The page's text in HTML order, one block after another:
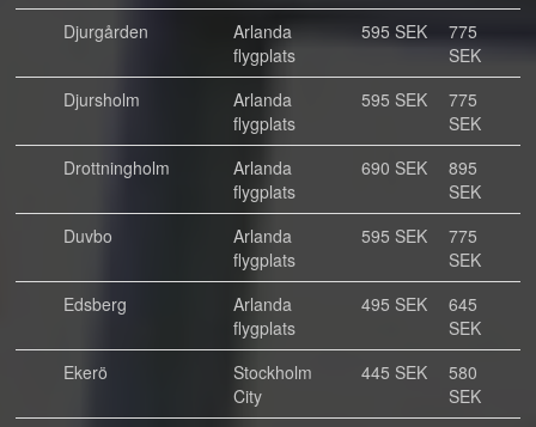
Djurgården
Arlanda
flygplats
595 SEK
775
SEK
Djursholm
Arlanda
flygplats
595 SEK
775
SEK
Drottningholm
Arlanda
flygplats
690 SEK
895
SEK
Duvbo
Arlanda
flygplats
595 SEK
775
SEK
Edsberg
Arlanda
flygplats
495 SEK
645
SEK
Ekerö
Stockholm
City
445 SEK
580
SEK